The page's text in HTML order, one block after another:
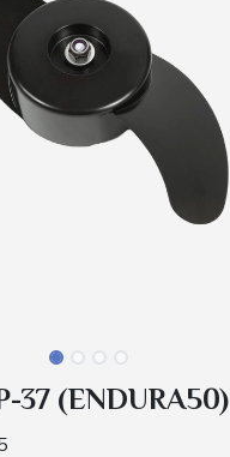
37 (ENDURA50)